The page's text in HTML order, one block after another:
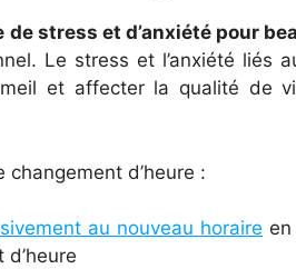
stress et d’anxiété pour
Le stress et l’anxiété liés
et affecter la qualité de
d’heure :
au nouveau horaire